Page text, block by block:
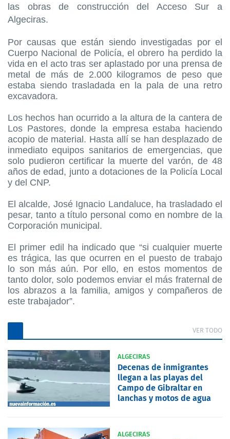
las obras de construcción del Acceso Sur a
Algeciras.
Por causas que están siendo investigadas por el
Cuerpo Nacional de Policía, el obrero ha perdido la
vida en el acto tras ser aplastado por una prensa de
metal de más de 2.000 kilogramos de peso que
estaba siendo trasladada en la pala de una retro
excavadora.
Los hechos han ocurrido a la altura de la cantera de
Los Pastores, donde la empresa estaba haciendo
acopio de material. Hasta allí se han desplazado de
inmediato equipos sanitarios de emergencias, que
solo pudieron certificar la muerte del varón, de 48
años de edad, junto a dotaciones de la Policía Local
y del CNP.
El alcalde, José Ignacio Landaluce, ha trasladado el
pesar, tanto a título personal como en nombre de la
Corporación municipal.
El primer edil ha indicado que “si cualquier muerte
es trágica, las que ocurren en el puesto de trabajo
lo son más aún. Por ello, en estos momentos de
tanto dolor, solo podemos enviar el más fraternal de
los abrazos a la familia, amigos y compañeros de
este trabajador”.
VER TODO
ALGECIRAS
Decenas de inmigrantes
llegan a las playas del
Campo de Gibraltar en
lanchas y motos de agua
ALGECIRAS